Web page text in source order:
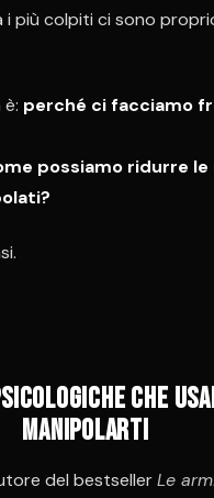
più colpiti ci sono
perché ci facciamo
possiamo ridurre
che
manipolarti
del bestsellerLe